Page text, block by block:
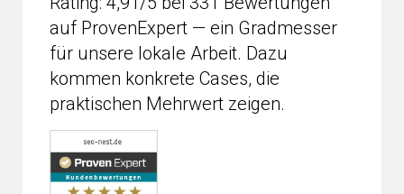
auf ProvenExpert — ein Gradmesser
für unsere lokale Arbeit. Dazu
kommen konkrete Cases, die
praktischen Mehrwert zeigen.